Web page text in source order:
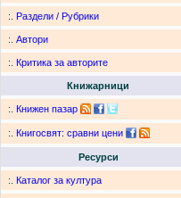
:. Раздели / Рубрики
:. Автори
:. Критика за авторите
Книжарници
:. Книжен пазар
:. Книгосвят: сравни цени
Ресурси
:. Каталог за култура